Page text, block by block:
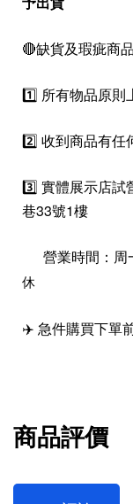
🔴缺貨及瑕疵商品
1️⃣ 所有物品原則
2️⃣ 收到商品有任
3️⃣ 實體展示店試
巷33號1樓
營業時間：周
休
✈️ 急件購買下單
商品評價